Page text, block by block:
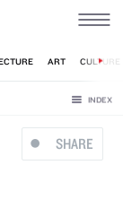
SHARE